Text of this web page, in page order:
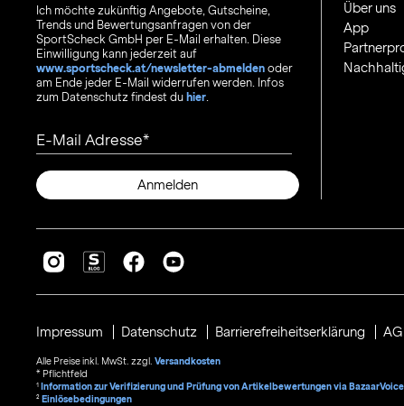
Ich möchte zukünftig Angebote, Gutscheine,
Trends und Bewertungsanfragen von der
SportScheck GmbH per E-Mail erhalten. Diese
Einwilligung kann jederzeit auf
www.sportscheck.at/newsletter-abmelden oder
am Ende jeder E-Mail widerrufen werden. Infos
zum Datenschutz findest du hier.
E-Mail Adresse
Anmelden
Über uns
App
Impressum Datenschutz Barrierefreiheitserklärung
Alle Preise inkl. MwSt. zzgl. Versandkosten
* Pflichtfeld
1 Information zur Verifizierung und Prüfung von Artikelbewertungen via BazaarVoice
² Einlösebedingungen